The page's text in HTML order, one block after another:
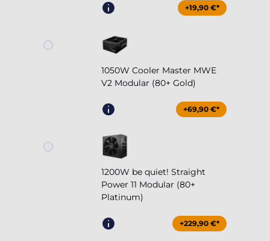
+19,90 €*
1050W Cooler Master MWE
V2 Modular (80+ Gold)
+69,90 €*
1200W be quiet! Straight
Power 11 Modular (80+
Platinum)
+229,90 €*